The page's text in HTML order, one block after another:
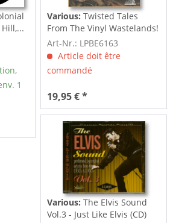
1
Various: Twisted Tales
From The Vinyl Wastelands!
Vol.5...
Art-Nr.: LPBE6163
Article doit être
commandé
19,95 € *
Various: The Elvis Sound
Vol.3 - Just Like Elvis (CD)